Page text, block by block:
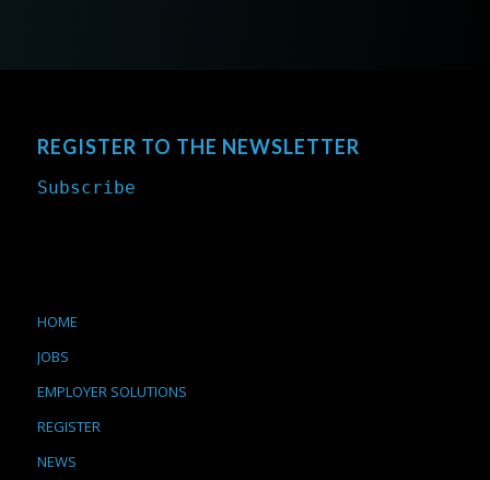
REGISTER TO THE NEWSLETTER
Subscribe
HOME
JOBS
EMPLOYER SOLUTIONS
REGISTER
NEWS